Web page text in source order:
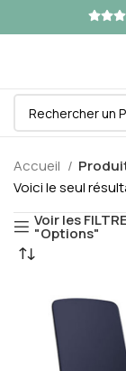
Accueil
Voici le seul
Voir les
"Options"